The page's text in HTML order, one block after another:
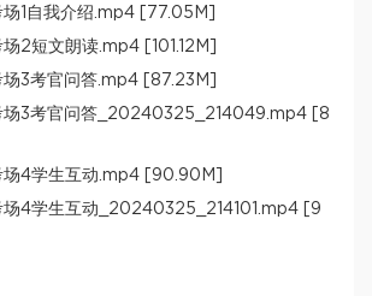
1自我介绍.mp4 [77.05M]
2短文朗读.mp4 [101.12M]
3考官问答.mp4 [87.23M]
3考官问答_20240325_214049.mp4 [8
4学生互动.mp4 [90.90M]
4学生互动_20240325_214101.mp4 [9